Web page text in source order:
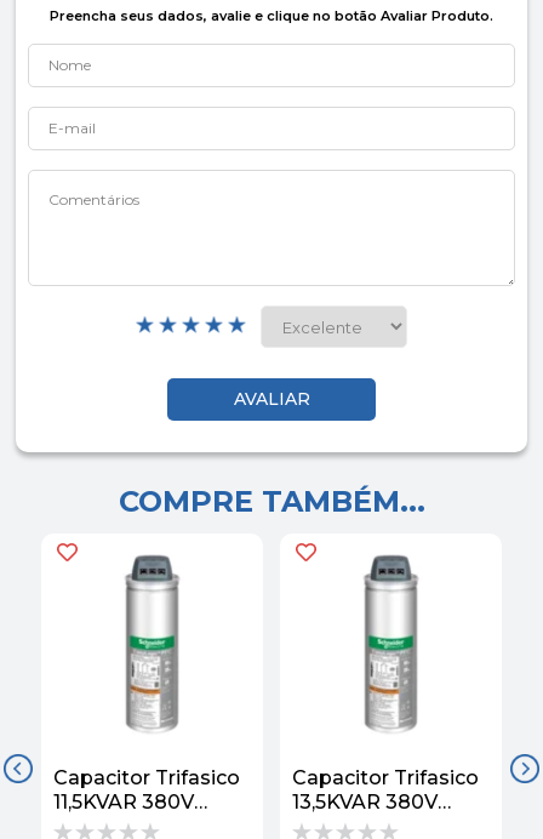
Preencha seus dados, avalie e clique no botão Avaliar Produto.
COMPRE TAMBÉM...
Capacitor Trifasico
11,5KVAR 380V
60HZ EasyCan
Capacitor Trifasico
13,5KVAR 380V
60HZ EasyCan